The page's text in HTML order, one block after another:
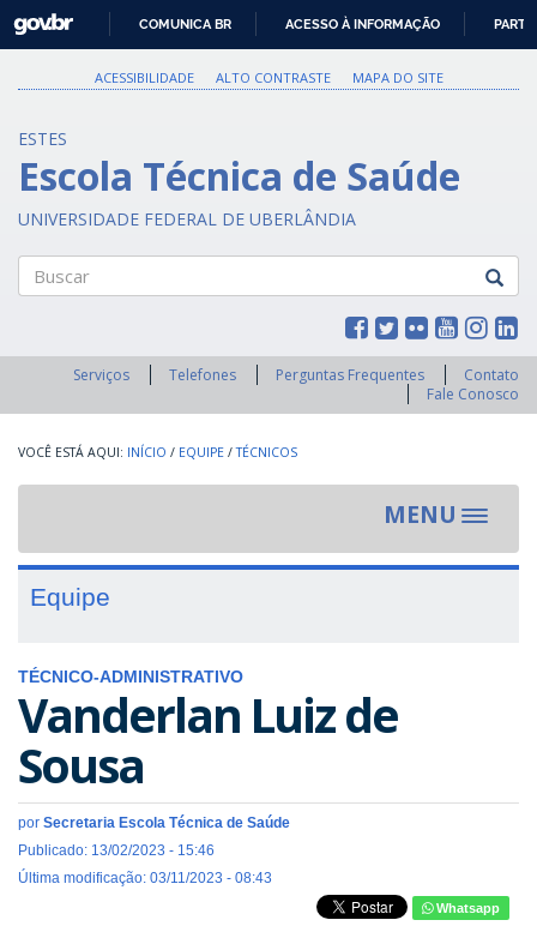
PARA
O
GOVBR
COMUNICA BR ACESSO À INFORMAÇÃO
ACESSIBILIDADE ALTO CONTRASTE MAPA DO SITE
ESTES
Escola Técnica de Saúde
UNIVERSIDADE FEDERAL DE UBERLÂNDIA
Serviços Telefones Perguntas Frequentes
Contato
Fale Conosco
INÍCIO / EQUIPE / TÉCNICOS
MENU
Toggle
Equipe
TÉCNICO-ADMINISTRATIVO
Vanderlan Luiz de
Sousa
por Secretaria Escola Técnica de Saúde
Publicado: 13/02/2023 - 15:46
Última modificação: 03/11/2023 - 08:43
Whatsapp